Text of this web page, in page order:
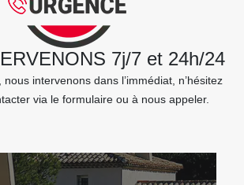
7j/7 et 24h/24
nous intervenons dans l’immédiat, n’hésitez
via le formulaire ou à nous appeler.